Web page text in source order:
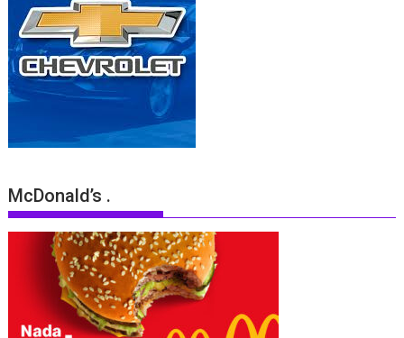
McDonald’s .